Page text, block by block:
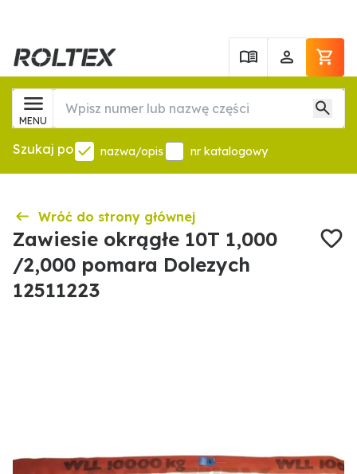
MENU
Szukaj po nazwa/opis nr katalogowy
Wróć do strony głównej
Zawiesie okrągłe 10T 1,000
/2,000 pomara Dolezych
12511223